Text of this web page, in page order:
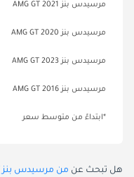
مرسيدس بنز AMG GT 2021
مرسيدس بنز AMG GT 2020
مرسيدس بنز AMG GT 2023
مرسيدس بنز AMG GT 2016
*ابتداءً من متوسط سعر
هل تبحث عن من مرسيدس بنز AMG GT جديدة للبيع في دبي